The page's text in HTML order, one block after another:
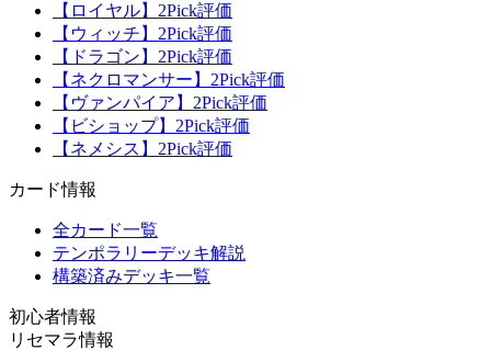
【ロイヤル】2Pick評価
【ウィッチ】2Pick評価
【ドラゴン】2Pick評価
【ネクロマンサー】2Pick評価
【ヴァンパイア】2Pick評価
【ビショップ】2Pick評価
【ネメシス】2Pick評価
カード情報
全カード一覧
テンポラリーデッキ解説
構築済みデッキ一覧
初心者情報
リセマラ情報